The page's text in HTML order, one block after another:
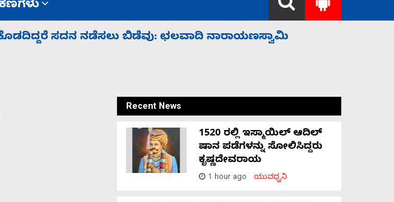
ಹಣಬಲ ಮತ್ತು ಹೈಕಮಾಂಡ್ ರಾಜಕಾರಣಕ್ಕೆ: ವಿಜಯೇಂದ್ರ
Recent News
1520 ರಲ್ಲಿ ಇಸ್ಮಾಯಿಲ್ ಆದಿಲ್
ಷಾನ ಪಡೆಗಳನ್ನು ಸೋಲಿಸಿದ್ದರು
ಕೃಷ್ಣದೇವರಾಯ
1 hour ago ಯುವಧ್ವನಿ